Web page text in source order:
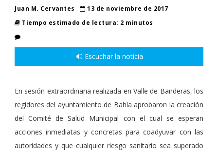
Juan M. Cervantes
13 de noviembre de 2017
Tiempo estimado de lectura: 2 minutos
🔊 Escuchar la noticia
En sesión extraordinaria realizada en Valle de Banderas, los
regidores del ayuntamiento de Bahía aprobaron la creación
del Comité de Salud Municipal con el cual se esperan
acciones inmediatas y concretas para coadyuvar con las
autoridades y que cualquier riesgo sanitario sea superado